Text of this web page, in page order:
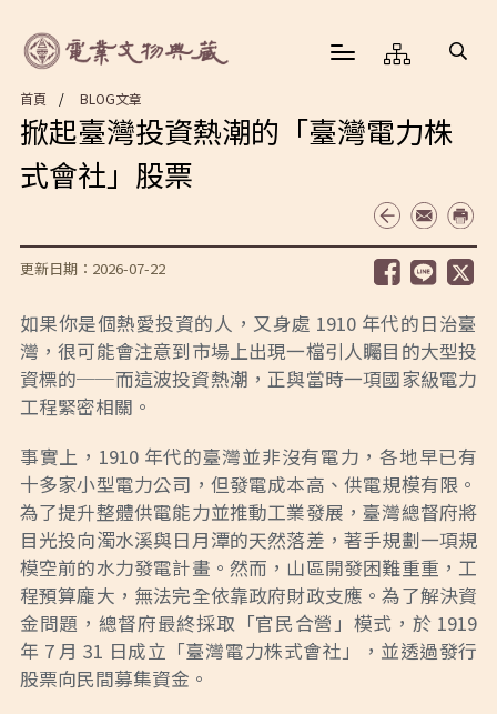
首頁 BLOG文章
掀起臺灣投資熱潮的「臺灣電力株
式會社」股票
更新日期：2026-07-22
如果你是個熱愛投資的人，又身處 1910 年代的日治臺
灣，很可能會注意到市場上出現一檔引人矚目的大型投
資標的──而這波投資熱潮，正與當時一項國家級電力
工程緊密相關。
事實上，1910 年代的臺灣並非沒有電力，各地早已有
十多家小型電力公司，但發電成本高、供電規模有限。
為了提升整體供電能力並推動工業發展，臺灣總督府將
目光投向濁水溪與日月潭的天然落差，著手規劃一項規
模空前的水力發電計畫。然而，山區開發困難重重，工
程預算龐大，無法完全依靠政府財政支應。為了解決資
金問題，總督府最終採取「官民合營」模式，於 1919
年 7 月 31 日成立「臺灣電力株式會社」，並透過發行
股票向民間募集資金。